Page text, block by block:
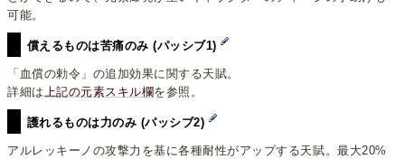
可能。
償えるものは苦痛のみ (パッシブ1)
「血償の勅令」の追加効果に関する天賦。
詳細は上記の元素スキル欄を参照。
護れるものは力のみ (パッシブ2)
アルレッキーノの攻撃力を基に各種耐性がアップする天賦。最大20%